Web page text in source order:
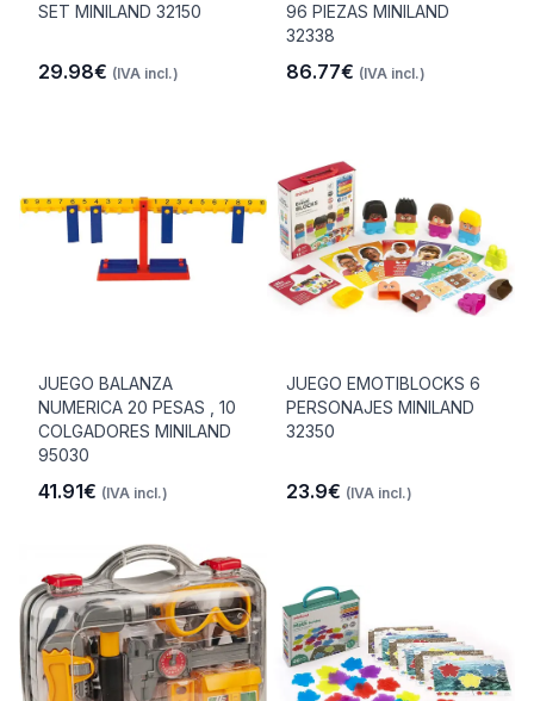
SET MINILAND 32150
29.98€ (IVA incl.)
96 PIEZAS MINILAND
32338
86.77€ (IVA incl.)
JUEGO BALANZA
NUMERICA 20 PESAS , 10
COLGADORES MINILAND
95030
41.91€ (IVA incl.)
JUEGO EMOTIBLOCKS 6
PERSONAJES MINILAND
32350
23.9€ (IVA incl.)